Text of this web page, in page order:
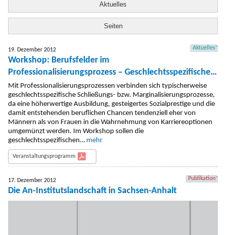
Aktuelles
Seiten
19. Dezember 2012 Aktuelles
Workshop: Berufsfelder im
Professionalisierungsprozess – Geschlechtsspezifische
Chancen und Risiken am 18.1.2013
Mit Professionalisierungsprozessen verbinden sich typischerweise
geschlechtsspezifische Schließungs- bzw. Marginalisierungsprozesse,
da eine höherwertige Ausbildung, gesteigertes Sozialprestige und die
damit entstehenden beruflichen Chancen tendenziell eher von
Männern als von Frauen in die Wahrnehmung von Karriereoptionen
umgemünzt werden. Im Workshop sollen die
geschlechtsspezifischen… mehr
Veranstaltungsprogramm
17. Dezember 2012 Publikation
Die An-Institutslandschaft in Sachsen-Anhalt